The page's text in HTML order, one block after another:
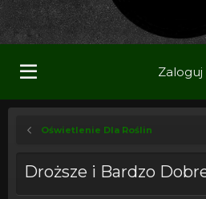
Zaloguj
Oświetlenie Dla Roślin
Droższe i Bardzo